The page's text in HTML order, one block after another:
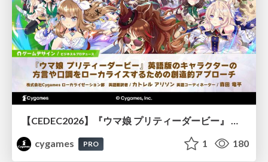
【CEDEC2026】『ウマ娘 プリティーダービー』 英語版のキャラクターの方言や口調をローカライズするための創造的アプローチ
cygames
PRO 1 180